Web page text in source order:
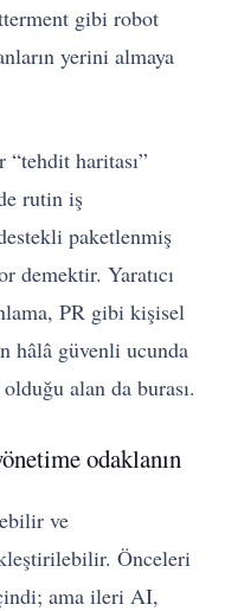
gibi robot
yerini almaya
haritası”
rutin iş
paketlenmiş
demektir. Yaratıcı
PR gibi kişisel
hâlâ güvenli ucunda
alan da burası.
odaklanın
ve
Önceleri
ama ileri AI,